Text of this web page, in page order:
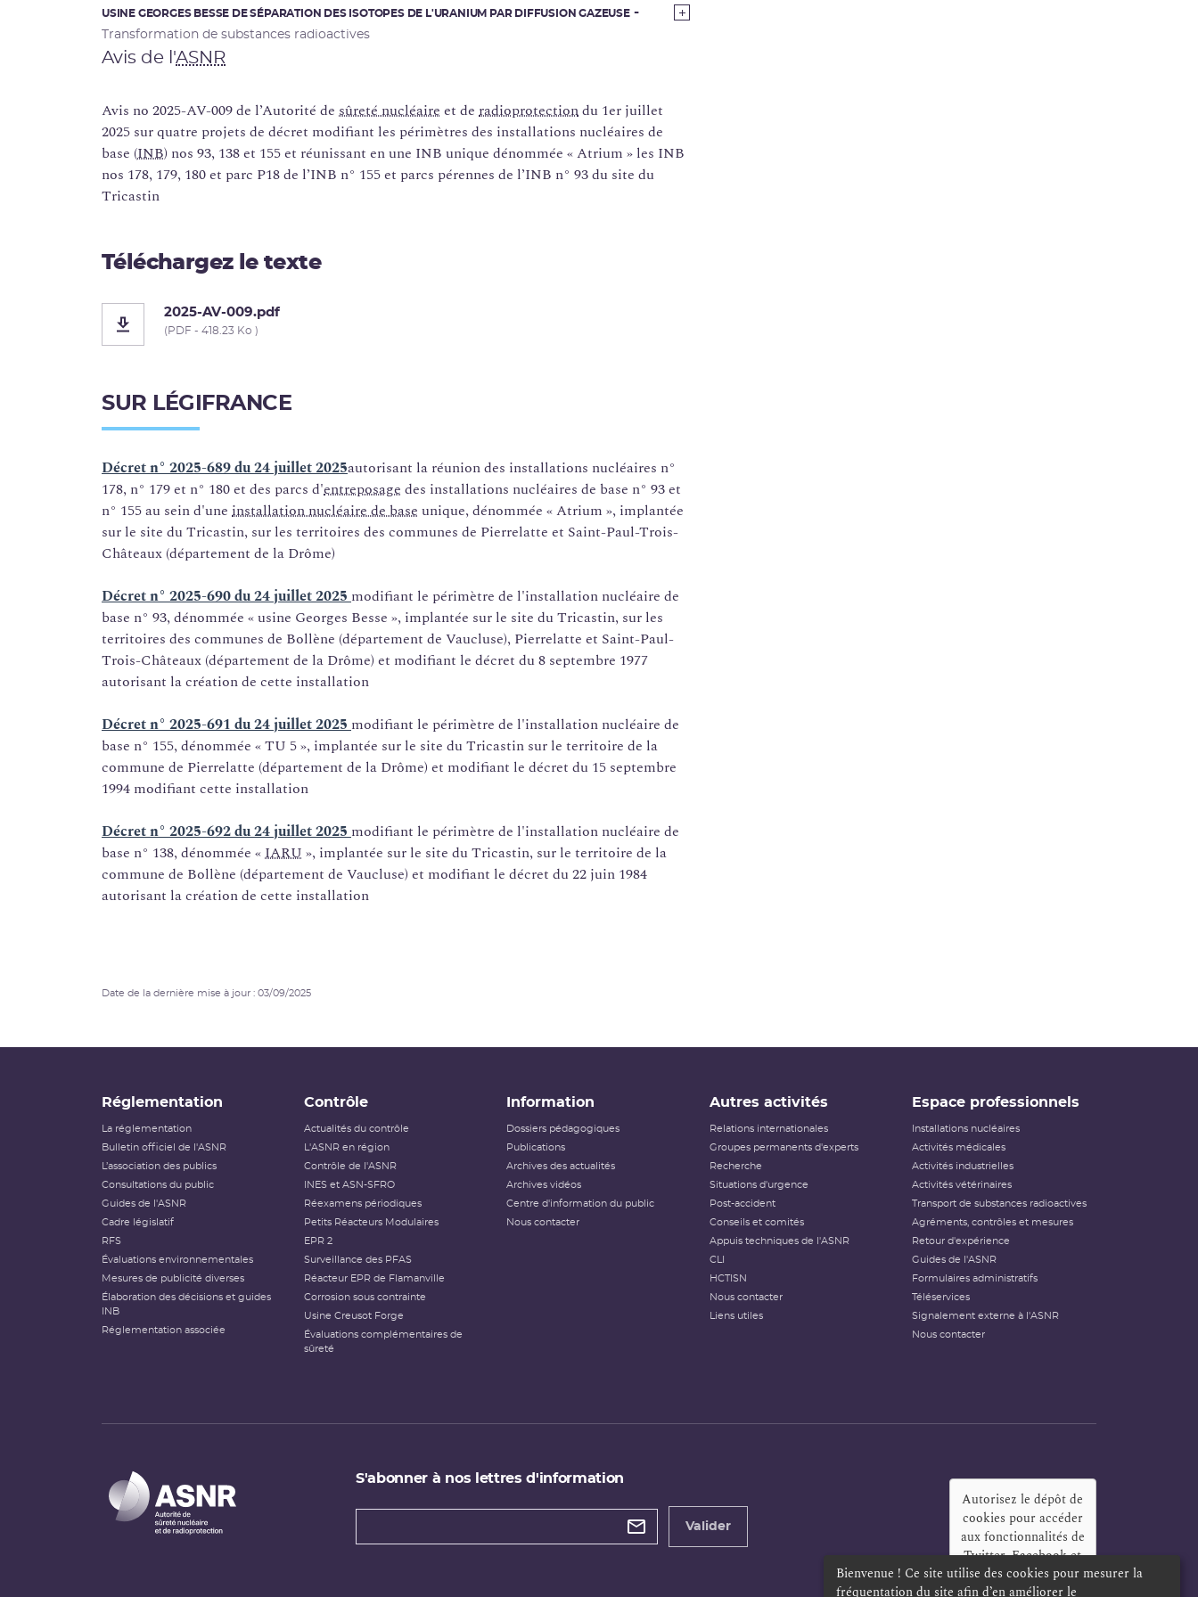
USINE GEORGES BESSE DE SÉPARATION DES ISOTOPES DE L'URANIUM PAR DIFFUSION GAZEUSE
Transformation de substances radioactives
Avis de l'ASNR
Avis no 2025-AV-009 de l’Autorité de sûreté nucléaire et de radioprotectiondu 1er juillet
2025 sur quatre projets de décret modifiant les périmètres des installations nucléaires de
base (INB) nos 93, 138 et 155 et réunissant en une INB unique dénommée « Atrium » les INB
nos 178, 179, 180 et parc P18 de l’INB n° 155 et parcs pérennes de l’INB n° 93 du site du
Tricastin
Téléchargez le texte
2025-AV-009.pdf
(PDF - 418.23 Ko )
SUR LÉGIFRANCE
Décret n° 2025-689 du 24 juillet 2025autorisant la réunion des installations nucléaires n°
178, n° 179 et n° 180 et des parcs d'entreposage des installations nucléaires de base n° 93 et
n° 155 au sein d'une installation nucléaire de base unique, dénommée « Atrium », implantée
sur le site du Tricastin, sur les territoires des communes de Pierrelatte et Saint-Paul-Trois-
Châteaux (département de la Drôme)
Décret n° 2025-690 du 24 juillet 2025modifiant le périmètre de l'installation nucléaire de
base n° 93, dénommée « usine Georges Besse », implantée sur le site du Tricastin, sur les
territoires des communes de Bollène (département de Vaucluse), Pierrelatte et Saint-Paul-
Trois-Châteaux (département de la Drôme) et modifiant le décret du 8 septembre 1977
autorisant la création de cette installation
Décret n° 2025-691 du 24 juillet 2025modifiant le périmètre de l'installation nucléaire de
base n° 155, dénommée « TU 5 », implantée sur le site du Tricastin sur le territoire de la
commune de Pierrelatte (département de la Drôme) et modifiant le décret du 15 septembre
1994 modifiant cette installation
Décret n° 2025-692 du 24 juillet 2025modifiant le périmètre de l'installation nucléaire de
base n° 138, dénommée «IARU », implantée sur le site du Tricastin, sur le territoire de la
commune de Bollène (département de Vaucluse) et modifiant le décret du 22 juin 1984
autorisant la création de cette installation
Date de la dernière mise à jour : 03/09/2025
Réglementation
La réglementation
Bulletin officiel de l'ASNR
L’association des publics
Consultations du public
Guides de l'ASNR
Cadre législatif
RFS
Évaluations environnementales
Mesures de publicité diverses
Élaboration des décisions et guides
INB
Réglementation associée
Contrôle
Actualités du contrôle
L'ASNR en région
Contrôle de l'ASNR
INES et ASN-SFRO
Réexamens périodiques
Petits Réacteurs Modulaires
EPR 2
Surveillance des PFAS
Réacteur EPR de Flamanville
Corrosion sous contrainte
Usine Creusot Forge
Évaluations complémentaires de
sûreté
Information
Dossiers pédagogiques
Publications
Archives des actualités
Archives vidéos
Centre d'information du public
Nous contacter
Autres activités
Relations internationales
Groupes permanents d'experts
Recherche
Situations d'urgence
Post-accident
Conseils et comités
Appuis techniques de l'ASNR
CLI
HCTISN
Nous contacter
Liens utiles
Espace professionnels
Installations nucléaires
Activités médicales
Activités industrielles
Activités vétérinaires
Transport de substances radioactives
Agréments, contrôles et mesures
Retour d'expérience
Guides de l'ASNR
Formulaires administratifs
Téléservices
Signalement externe à l'ASNR
Nous contacter
S'abonner à nos lettres d'information
Types de
Valider
Autorisez le dépôt de
cookies pour accéder
aux fonctionnalités de
Twitter, Facebook et
LinkedIn?
Bienvenue ! Ce site utilise des cookies pour mesurer la
fréquentation du site afin d’en améliorer le